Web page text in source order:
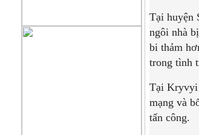
Tại huyện
ngôi nhà
bi thảm
trong tình
Tại Kryvyi
mạng và
tấn công.